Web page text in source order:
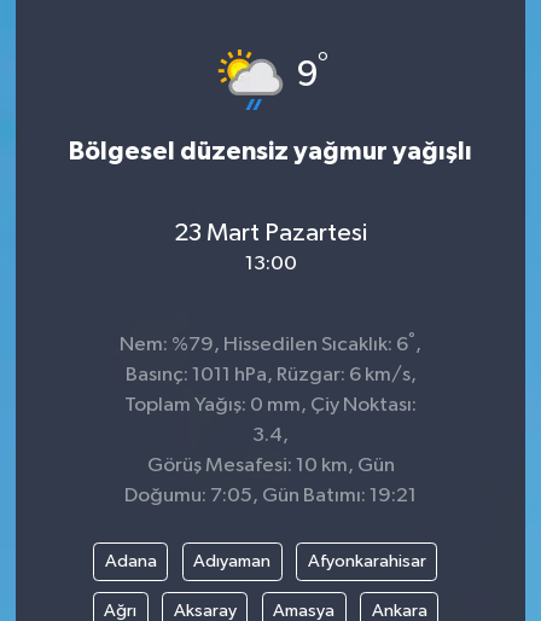
9°
Bölgesel düzensiz yağmur yağışlı
23 Mart Pazartesi
13:00
Nem: %79, Hissedilen Sıcaklık: 6° ,
Basınç: 1011 hPa, Rüzgar: 6 km/s,
Toplam Yağış: 0 mm, Çiy Noktası:
3.4,
Görüş Mesafesi: 10 km, Gün
Doğumu: 7:05, Gün Batımı: 19:21
Adana Adıyaman Afyonkarahisar
Ağrı Aksaray Amasya Ankara